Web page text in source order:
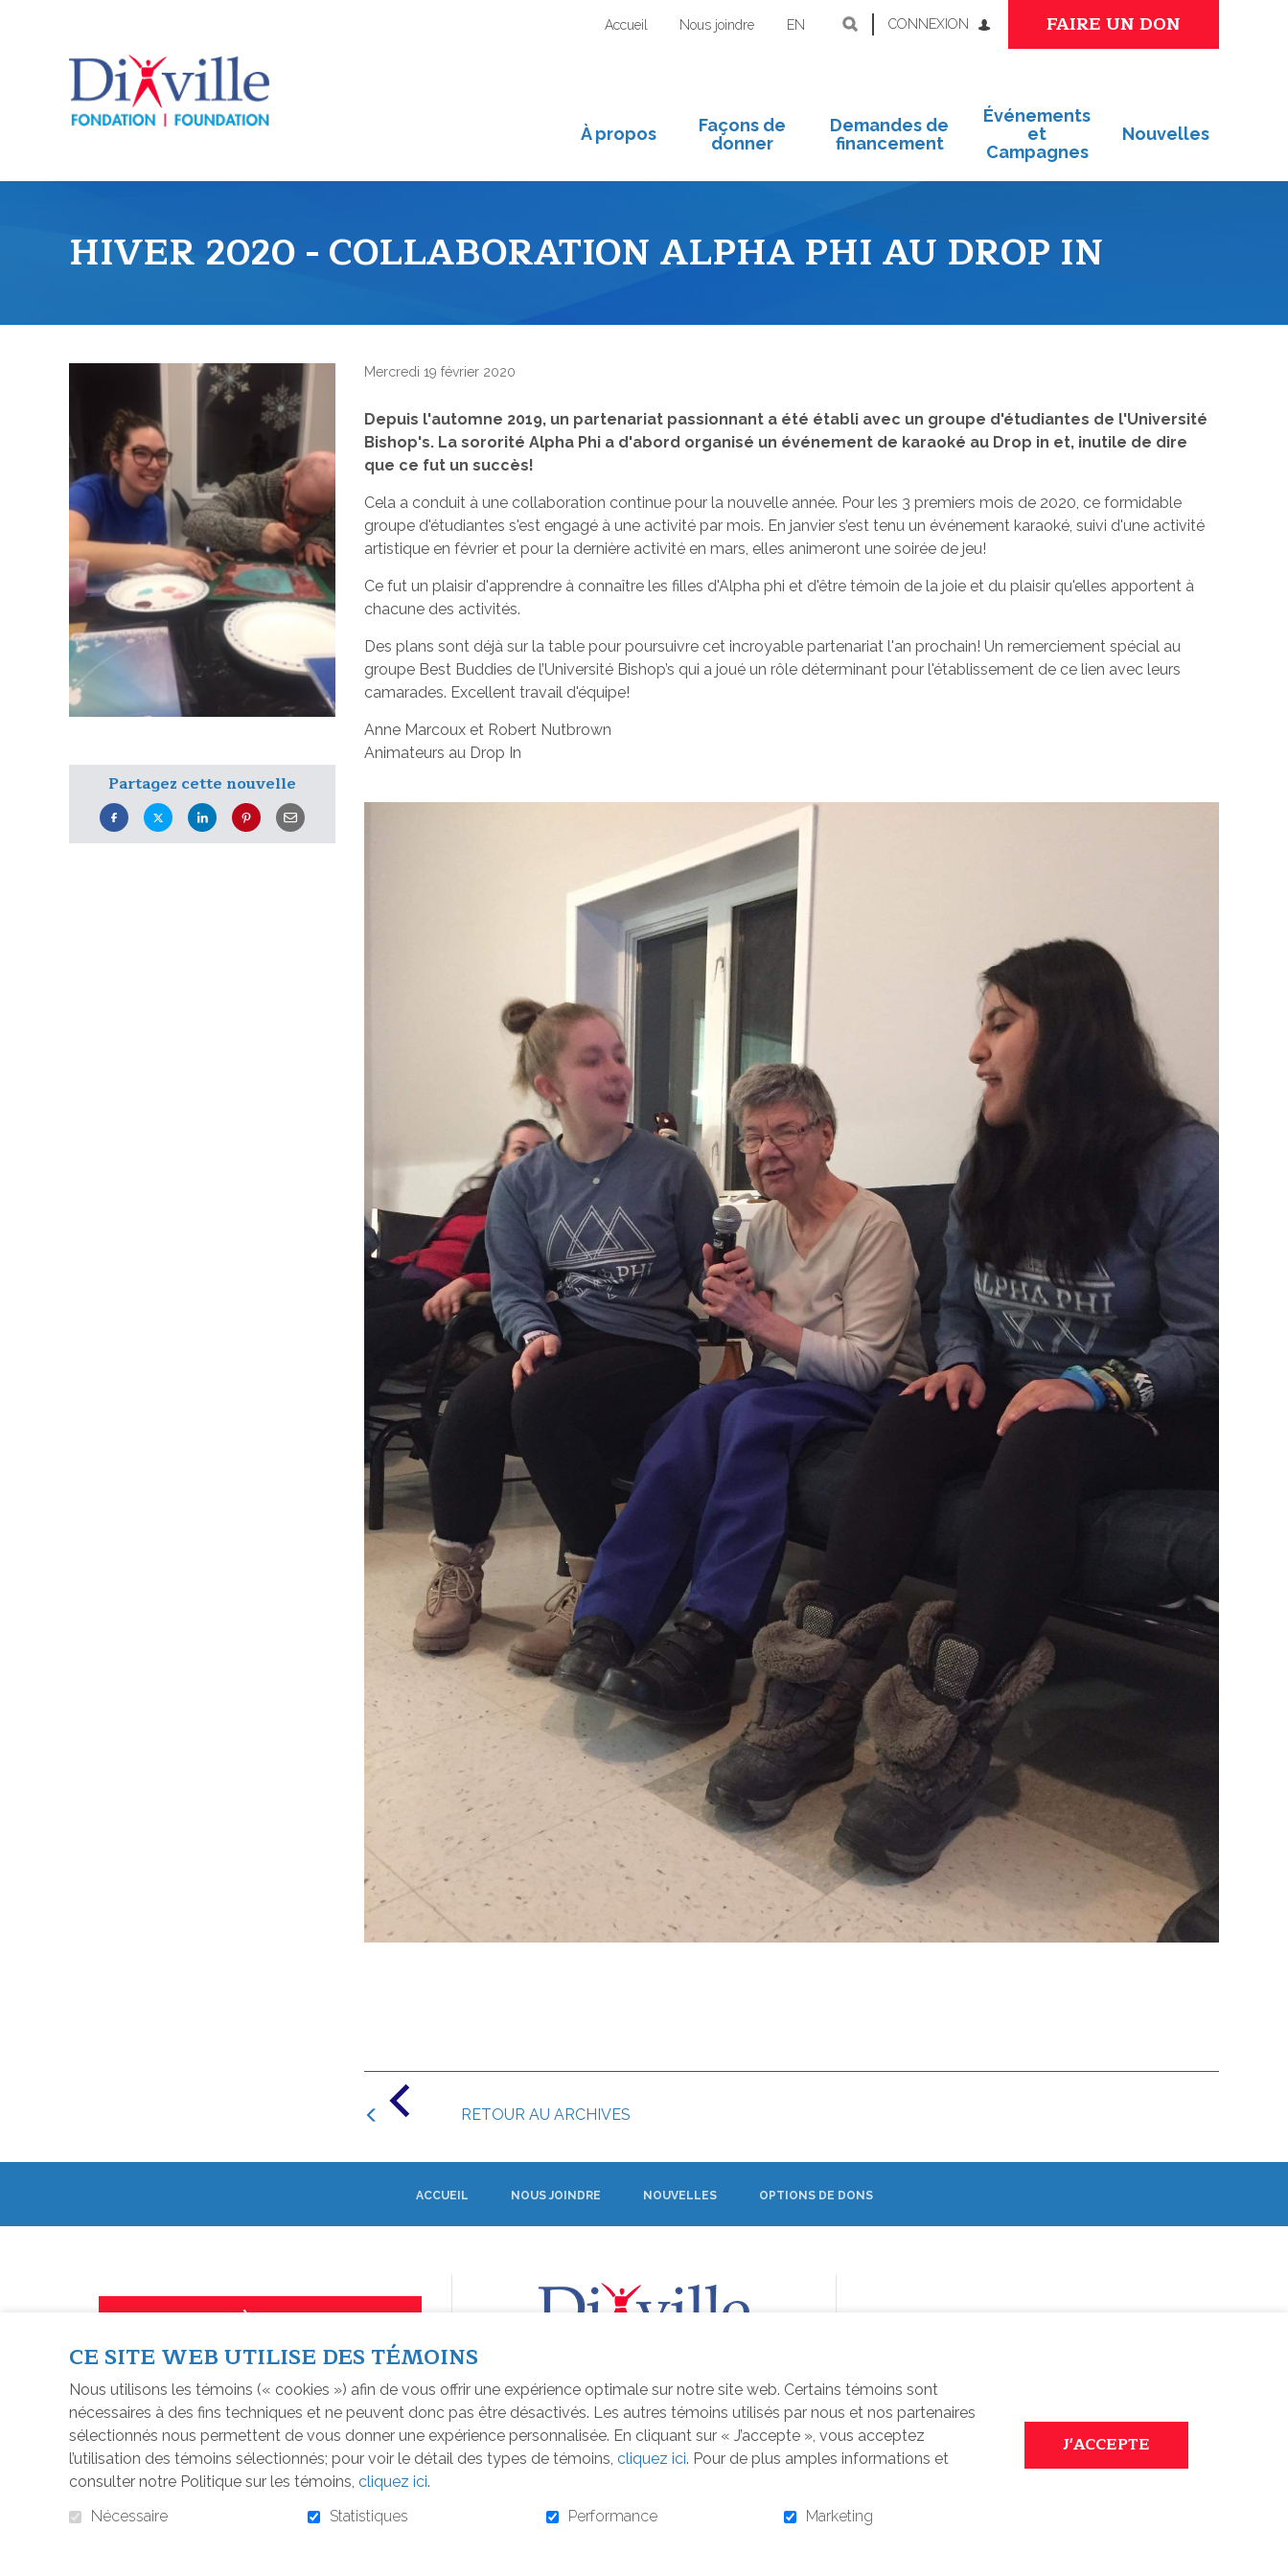
Accueil Nous joindre EN CONNEXION FAIRE UN DON
À propos
Façons de
donner
Demandes de
financement
Événements
et
Campagnes
Nouvelles
HIVER 2020 - COLLABORATION ALPHA PHI AU DROP IN
Partagez cette nouvelle
Mercredi 19 février 2020
Depuis l'automne 2019, un partenariat passionnant a été établi avec un groupe d'étudiantes de l'Université
Bishop's. La sororité Alpha Phi a d'abord organisé un événement de karaoké au Drop in et, inutile de dire
que ce fut un succès!
Cela a conduit à une collaboration continue pour la nouvelle année. Pour les 3 premiers mois de 2020, ce formidable
groupe d'étudiantes s'est engagé à une activité par mois. En janvier s’est tenu un événement karaoké, suivi d'une activité
artistique en février et pour la dernière activité en mars, elles animeront une soirée de jeu!
Ce fut un plaisir d'apprendre à connaître les filles d'Alpha phi et d'être témoin de la joie et du plaisir qu'elles apportent à
chacune des activités.
Des plans sont déjà sur la table pour poursuivre cet incroyable partenariat l'an prochain! Un remerciement spécial au
groupe Best Buddies de l’Université Bishop’s qui a joué un rôle déterminant pour l'établissement de ce lien avec leurs
camarades. Excellent travail d'équipe!
Anne Marcoux et Robert Nutbrown
Animateurs au Drop In
RETOUR AU ARCHIVES
ACCUEIL NOUS JOINDRE NOUVELLES OPTIONS DE DONS
S'ABONNER À L'INFOLETTRE
CE SITE WEB UTILISE DES TÉMOINS
Nous utilisons les témoins (« cookies ») afin de vous offrir une expérience optimale sur notre site web. Certains témoins sont
nécessaires à des fins techniques et ne peuvent donc pas être désactivés. Les autres témoins utilisés par nous et nos partenaires
sélectionnés nous permettent de vous donner une expérience personnalisée. En cliquant sur « J’accepte », vous acceptez
l’utilisation des témoins sélectionnés; pour voir le détail des types de témoins, cliquez ici. Pour de plus amples informations et
consulter notre Politique sur les témoins, cliquez ici.
Nécessaire
Statistiques Performance Marketing